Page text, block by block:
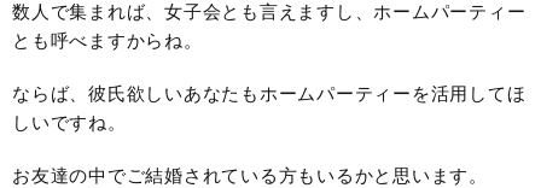
数人で集まれば、女子会とも言えますし、ホームパーティー
とも呼べますからね。
ならば、彼氏欲しいあなたもホームパーティーを活用してほ
しいですね。
お友達の中でご結婚されている方もいるかと思います。